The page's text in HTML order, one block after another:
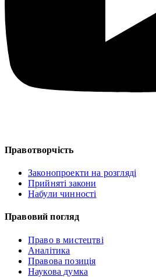
Правотворчість
Законопроекти на розгляді
Прийняті закони
Набули чинності
Правовий погляд
Право в мистецтві
Аналітика
Правова позиція
Наукова думка